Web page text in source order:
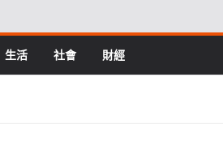
生活 社會 財經